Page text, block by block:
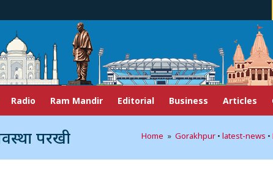
Radio Ram Mandir Editorial Business Articles
परखी Home » Gorakhpur • latest-news •